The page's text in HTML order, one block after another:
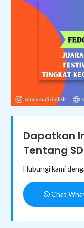
Dapatkan
Tentang
Hubungi kami
Chat